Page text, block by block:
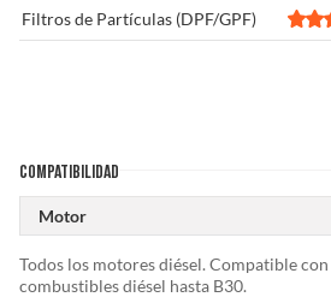
Filtros de Partículas (DPF/GPF)
COMPATIBILIDAD
Motor
Todos los motores diésel. Compatible
combustibles diésel hasta B30.